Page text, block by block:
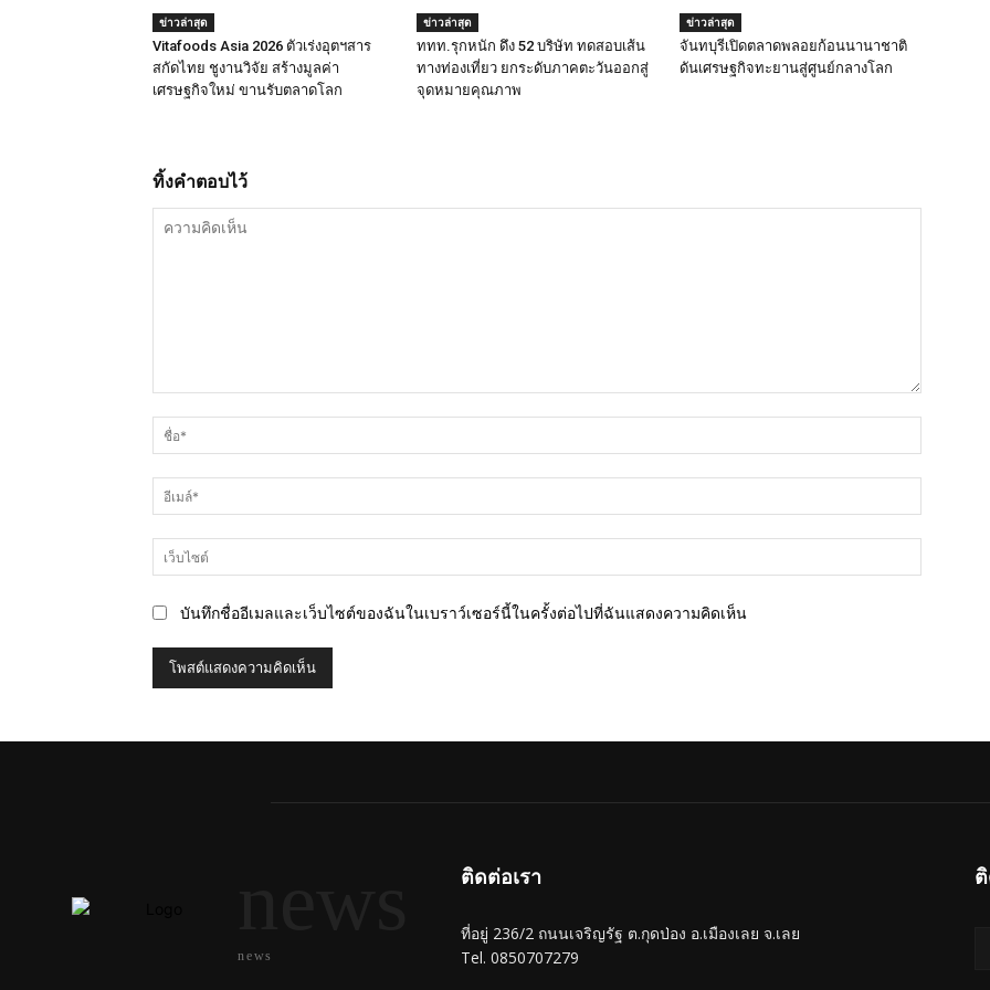
ข่าวล่าสุด
Vitafoods Asia 2026 ตัวเร่งอุตฯสาร
สกัดไทย ชูงานวิจัย สร้างมูลค่า
เศรษฐกิจใหม่ ขานรับตลาดโลก
ข่าวล่าสุด
ททท.รุกหนัก ดึง 52 บริษัท ทดสอบเส้น
ทางท่องเที่ยว ยกระดับภาคตะวันออกสู่
จุดหมายคุณภาพ
ข่าวล่าสุด
จันทบุรีเปิดตลาดพลอยก้อนนานาชาติ
ดันเศรษฐกิจทะยานสู่ศูนย์กลางโลก
ทิ้งคำตอบไว้
คิด
เห็น
บันทึกชื่ออีเมลและเว็บไซต์ของฉันในเบราว์เซอร์นี้ในครั้งต่อไปที่ฉันแสดงความคิดเห็น
news
ติดต่อเรา
ที่อยู่ 236/2 ถนนเจริญรัฐ ต.กุดป่อง อ.เมืองเลย จ.เลย
Tel. 0850707279